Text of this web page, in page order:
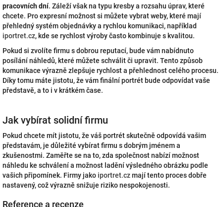
pracovních dní. Záleží však na typu kresby a rozsahu úprav, které
chcete. Pro expresní možnost si můžete vybrat weby, které mají
přehledný systém objednávky a rychlou komunikaci, například
iportret.cz, kde se rychlost výroby často kombinuje s kvalitou.
Pokud si zvolíte firmu s dobrou reputací, bude vám nabídnuto
posílání náhledů, které můžete schválit či upravit. Tento způsob
komunikace výrazně zlepšuje rychlost a přehlednost celého procesu.
Díky tomu máte jistotu, že vám finální portrét bude odpovídat vaše
představě, a to i v krátkém čase.
Jak vybírat solidní firmu
Pokud chcete mít jistotu, že váš portrét skutečně odpovídá vašim
představám, je důležité vybírat firmu s dobrým jménem a
zkušenostmi. Zaměřte se na to, zda společnost nabízí možnost
náhledu ke schválení a možnost ladění výsledného obrázku podle
vašich připomínek. Firmy jako iportret.czmají tento proces dobře
nastavený, což výrazně snižuje riziko nespokojenosti.
Reference a recenze